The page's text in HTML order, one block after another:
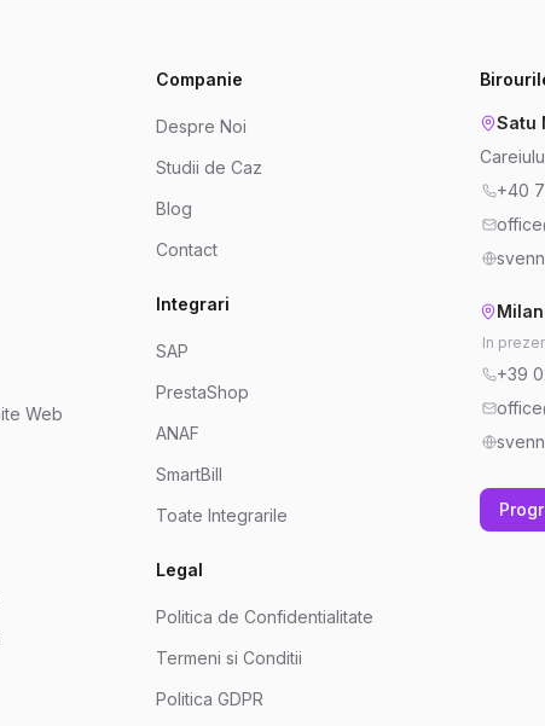
Web
Companie
Despre Noi
Studii de Caz
Blog
Contact
Integrari
SAP
PrestaShop
ANAF
SmartBill
Toate Integrarile
Legal
Politica de Confidentialitate
Termeni si Conditii
Politica GDPR
Satu
+40
In
+39